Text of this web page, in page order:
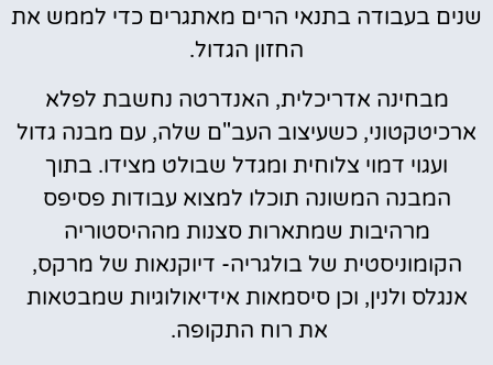
שנים בעבודה בתנאי הרים מאתגרים כדי לממש את
החזון הגדול.
מבחינה אדריכלית, האנדרטה נחשבת לפלא
ארכיטקטוני, כשעיצוב העב"ם שלה, עם מבנה גדול
ועגוי דמוי צלוחית ומגדל שבולט מצידו. בתוך
המבנה המשונה תוכלו למצוא עבודות פסיפס
מרהיבות שמתארות סצנות מההיסטוריה
הקומוניסטית של בולגריה- דיוקנאות של מרקס,
אנגלס ולנין, וכן סיסמאות אידיאולוגיות שמבטאות
את רוח התקופה.